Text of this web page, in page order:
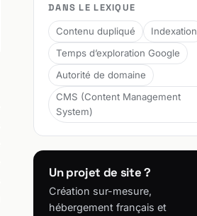
DANS LE LEXIQUE
Contenu dupliqué
Indexation
Temps d’exploration Google
Autorité de domaine
CMS (Content Management
System)
Un projet de site ?
Création sur-mesure,
hébergement français et